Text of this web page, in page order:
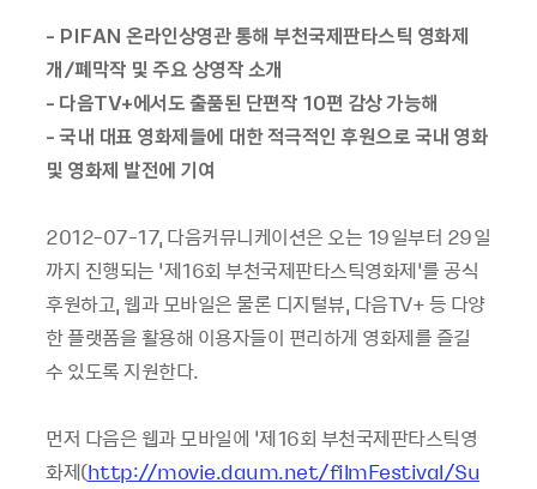
- PIFAN 온라인상영관 통해 부천국제판타스틱 영화제
개/폐막작 및 주요 상영작 소개
- 다음TV+에서도 출품된 단편작 10편 감상 가능해
- 국내 대표 영화제들에 대한 적극적인 후원으로 국내 영화
및 영화제 발전에 기여
2012-07-17, 다음커뮤니케이션은 오는 19일부터 29일
까지 진행되는 ’제16회 부천국제판타스틱영화제’를 공식
후원하고, 웹과 모바일은 물론 디지털뷰, 다음TV+ 등 다양
한 플랫폼을 활용해 이용자들이 편리하게 영화제를 즐길
수 있도록 지원한다.
먼저 다음은 웹과 모바일에 ‘제16회 부천국제판타스틱영
화제(http://movie.daum.net/filmFestival/Su